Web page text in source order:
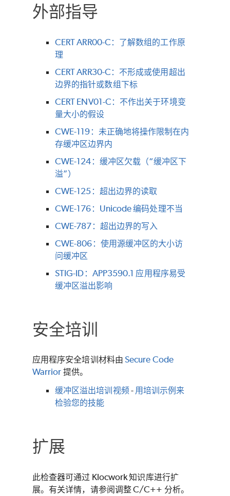
外部指导
CERT ARR00-C：了解数组的工作原
理
CERT ARR30-C：不形成或使用超出
边界的指针或数组下标
CERT ENV01-C：不作出关于环境变
量大小的假设
CWE-119：未正确地将操作限制在内
存缓冲区边界内
CWE-124：缓冲区欠载（“缓冲区下
溢”）
CWE-125：超出边界的读取
CWE-176：Unicode 编码处理不当
CWE-787：超出边界的写入
CWE-806：使用源缓冲区的大小访
问缓冲区
STIG-ID：APP3590.1 应用程序易受
缓冲区溢出影响
安全培训
应用程序安全培训材料由 Secure Code
Warrior 提供。
缓冲区溢出培训视频- 用培训示例来
检验您的技能
扩展
此检查器可通过 Klocwork 知识库进行扩
展。有关详情，请参阅调整 C/C++ 分析。